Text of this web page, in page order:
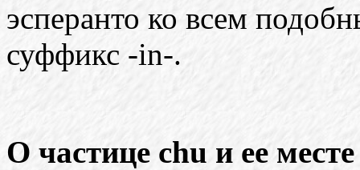
эсперанто ко всем
суффикс -in-.
О частице chu и ее